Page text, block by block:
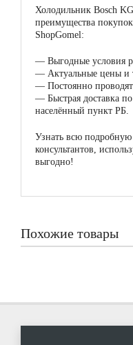
Холодильник Bosch
преимущества
ShopGomel:
— Выгодные условия
— Актуальные цены и
— Постоянно
— Быстрая доставка
населённый пункт РБ.
Узнать всю
консультантов,
выгодно!
Похожие товары